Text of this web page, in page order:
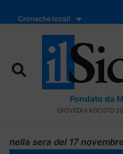
Cronache locali
Fondato da
GIOVEDÌ 6 AGOSTO
nella sera del 17 novembre